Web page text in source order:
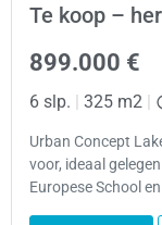
Te koop –
899.000 €
6 slp. | 325 m2 |
Urban Concept
voor, ideaal
Europese School